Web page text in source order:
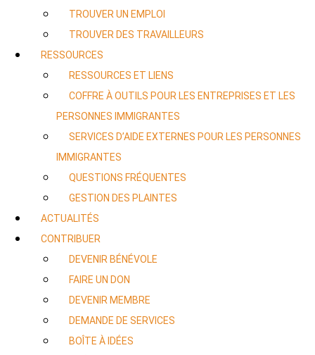
TROUVER UN EMPLOI
TROUVER DES TRAVAILLEURS
RESSOURCES
RESSOURCES ET LIENS
COFFRE À OUTILS POUR LES ENTREPRISES ET LES
PERSONNES IMMIGRANTES
SERVICES D’AIDE EXTERNES POUR LES PERSONNES
IMMIGRANTES
QUESTIONS FRÉQUENTES
GESTION DES PLAINTES
ACTUALITÉS
CONTRIBUER
DEVENIR BÉNÉVOLE
FAIRE UN DON
DEVENIR MEMBRE
DEMANDE DE SERVICES
BOÎTE À IDÉES